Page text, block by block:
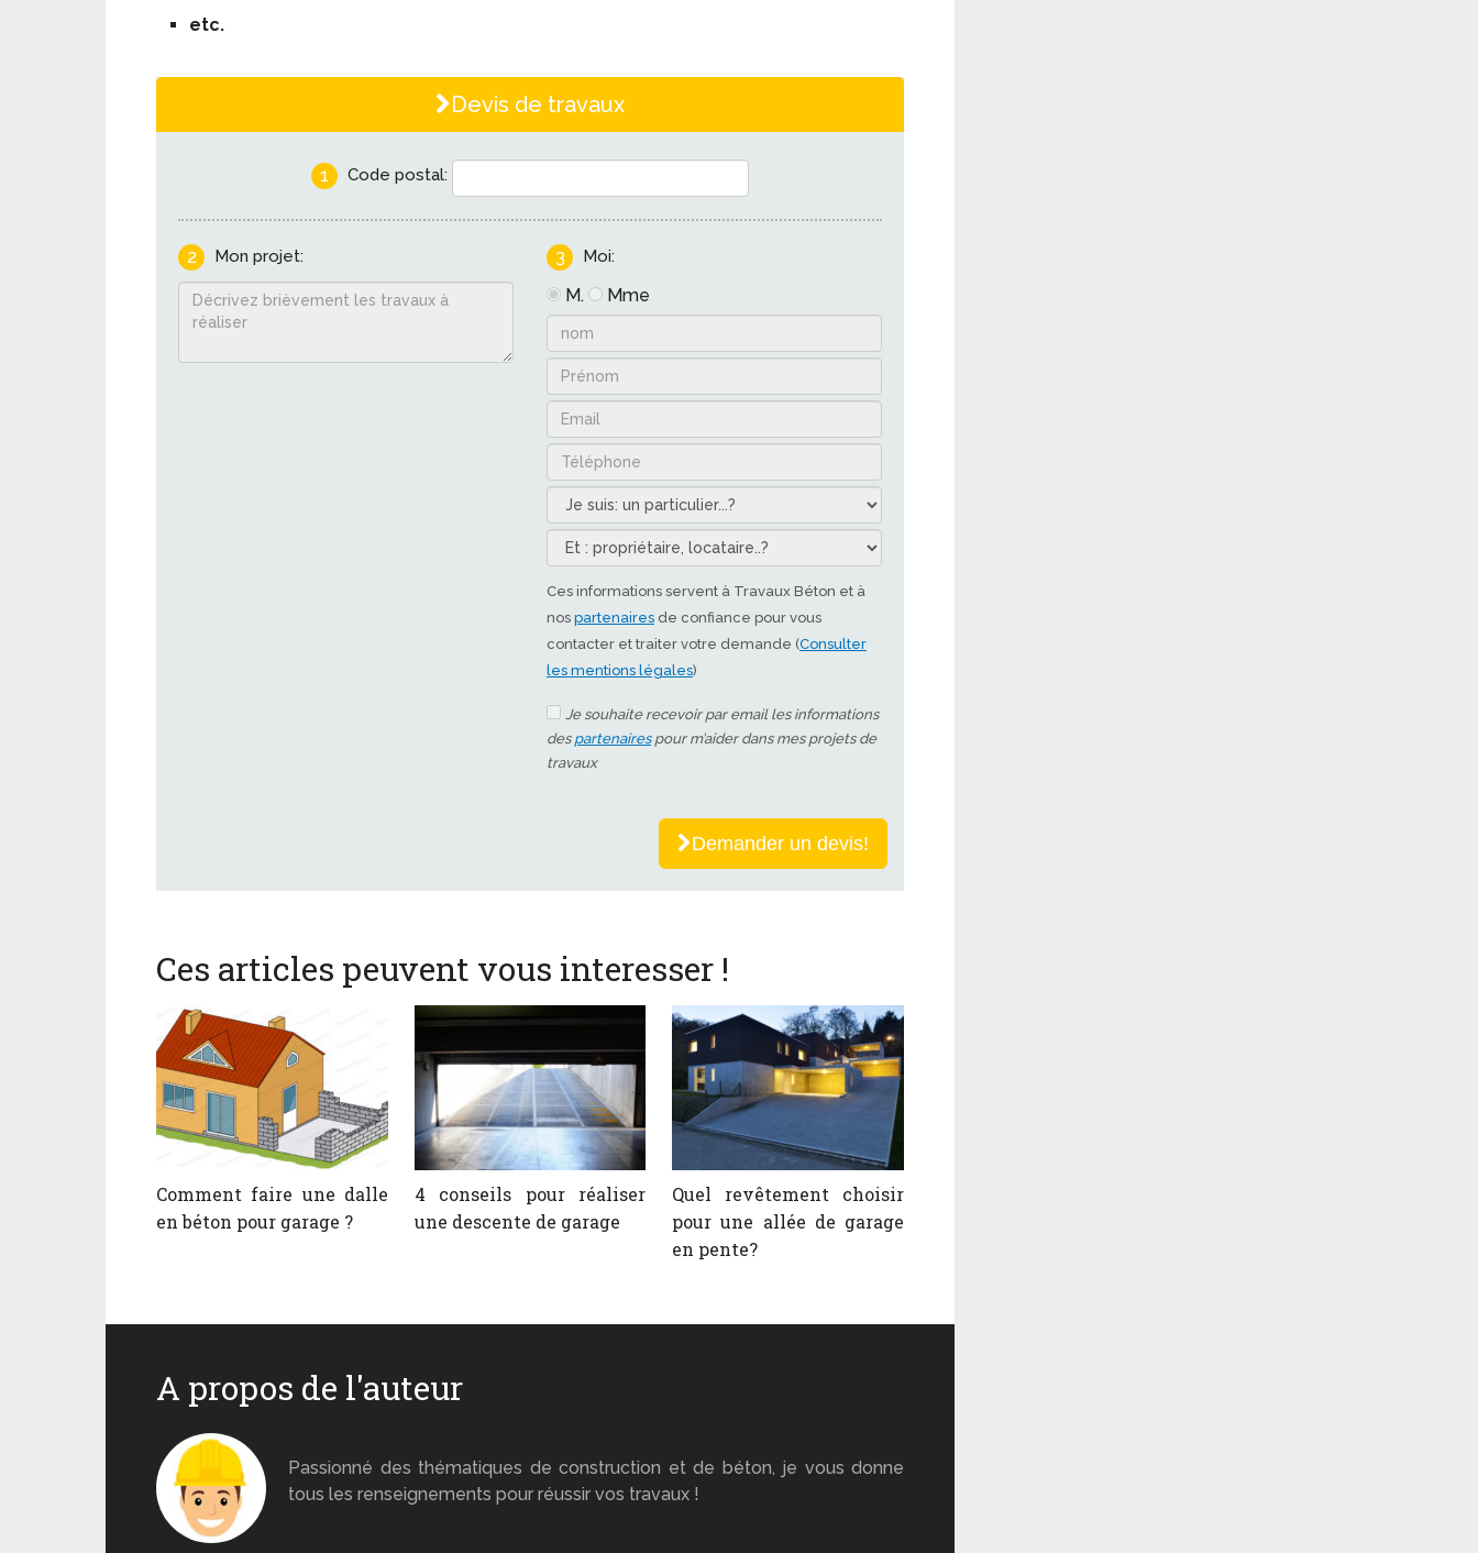
etc.
Devis de travaux
1 Code postal:
2 Mon projet: 3 Moi:
M. Mme
Ces informations servent à Travaux Béton et à
nos partenaires de confiance pour vous
contacter et traiter votre demande (Consulter
les mentions légales)
Je souhaite recevoir par email les informations
des partenairespour m’aider dans mes projets de
travaux
Demander un devis!
Ces articles peuvent vous interesser !
Comment faire une dalle
en béton pour garage ?
4 conseils pour réaliser
une descente de garage
Quel revêtement choisir
pour une allée de garage
en pente?
A propos de l'auteur
Passionné des thématiques de construction et de béton, je vous donne
tous les renseignements pour réussir vos travaux !